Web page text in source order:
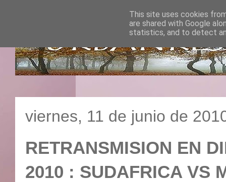
viernes, 11 de junio de
RETRANSMISION EN
2010 : SUDAFRICA VS
This site uses cookies
are shared with Google
statistics, and to detect